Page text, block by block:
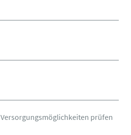
Versorgungsmöglichkeiten prüfen